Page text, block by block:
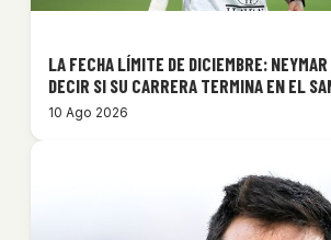
LA FECHA LÍMITE DE DICIEMBRE:
DECIR SI SU CARRERA TERMINA EN EL
10 Ago 2026